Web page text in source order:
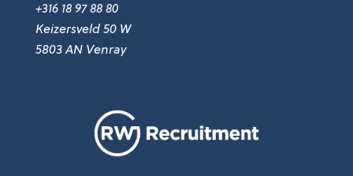
+316 18 97 88 80
Keizersveld 50 W
5803 AN Venray